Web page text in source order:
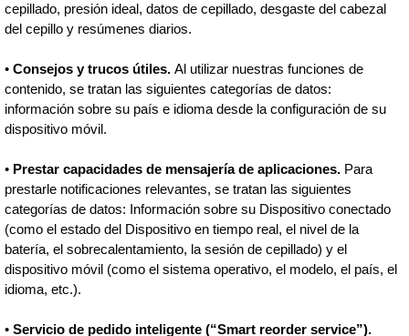
cepillado, presión ideal, datos de cepillado, desgaste del cabezal
del cepillo y resúmenes diarios.
•Consejos y trucos útiles.Al utilizar nuestras funciones de
contenido, se tratan las siguientes categorías de datos:
información sobre su país e idioma desde la configuración de su
dispositivo móvil.
• Prestar capacidades de mensajería de aplicaciones. Para
prestarle notificaciones relevantes, se tratan las siguientes
categorías de datos: Información sobre su Dispositivo conectado
(como el estado del Dispositivo en tiempo real, el nivel de la
batería, el sobrecalentamiento, la sesión de cepillado) y el
dispositivo móvil (como el sistema operativo, el modelo, el país, el
idioma, etc.).
•Servicio de pedido inteligente (“Smart reorder service”).